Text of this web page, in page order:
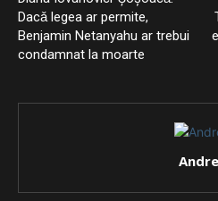
Dacǎ legea ar permite,
Benjamin Netanyahu ar trebui
condamnat la moarte